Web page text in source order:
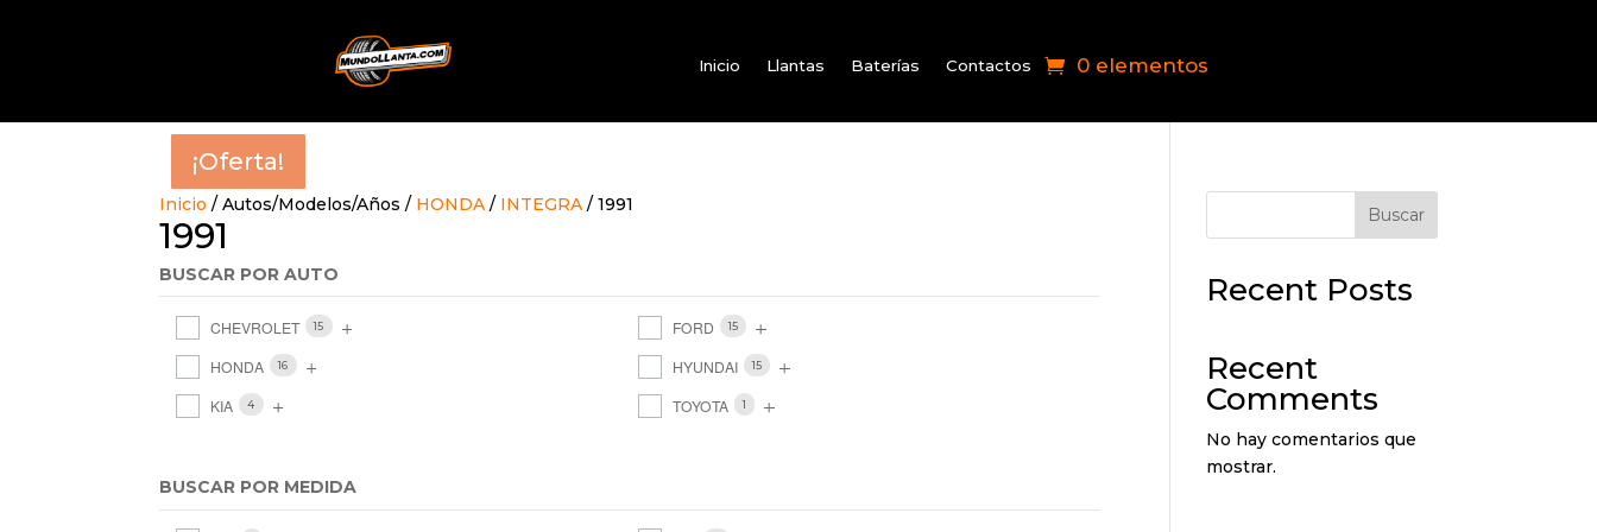
Inicio Llantas Baterías Contactos 0 elementos
Inicio / Autos/Modelos/Años / HONDA / INTEGRA / 1991
1991
BUSCAR POR AUTO
CHEVROLET 15 FORD 15
HONDA 16 HYUNDAI 15
KIA 4 TOYOTA 1
BUSCAR POR MEDIDA
¡Oferta!
¡Oferta!
¡Oferta!
¡Oferta!
¡Oferta!
¡Oferta!
¡Oferta!
¡Oferta!
¡Oferta!
Buscar
Recent Posts
Recent
Comments
No hay comentarios que
mostrar.